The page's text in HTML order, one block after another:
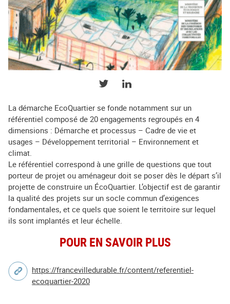
PARTAGER SUR TWITTER
PARTAGER SUR LINKEDIN
La démarche EcoQuartier se fonde notamment sur un
référentiel composé de 20 engagements regroupés en 4
dimensions : Démarche et processus – Cadre de vie et
usages – Développement territorial – Environnement et
climat.
Le référentiel correspond à une grille de questions que tout
porteur de projet ou aménageur doit se poser dès le départ s’il
projette de construire un ÉcoQuartier. L’objectif est de garantir
la qualité des projets sur un socle commun d’exigences
fondamentales, et ce quels que soient le territoire sur lequel
ils sont implantés et leur échelle.
POUR EN SAVOIR PLUS
https://francevilledurable.fr/content/referentiel-
ecoquartier-2020